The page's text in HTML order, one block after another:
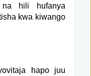
na hili hufanya
kwa kiwango
hapo juu